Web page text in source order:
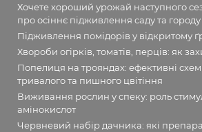
Хочете хороший урожай наступного
про осіннє підживлення саду та городу
Підживлення помідорів у відкритому
Хвороби огірків, томатів, перців: як
Попелиця на трояндах: ефективні
тривалого та пишного цвітіння
Виживання рослин у спеку: роль
амінокислот
Червневий набір дачника: які